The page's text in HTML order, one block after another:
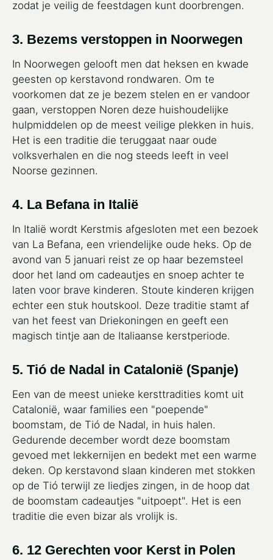
zodat je veilig de feestdagen kunt doorbrengen.
3. Bezems verstoppen in Noorwegen
In Noorwegen gelooft men dat heksen en kwade
geesten op kerstavond rondwaren. Om te
voorkomen dat ze je bezem stelen en er vandoor
gaan, verstoppen Noren deze huishoudelijke
hulpmiddelen op de meest veilige plekken in huis.
Het is een traditie die teruggaat naar oude
volksverhalen en die nog steeds leeft in veel
Noorse gezinnen.
4. La Befana in Italië
In Italië wordt Kerstmis afgesloten met een bezoek
van La Befana, een vriendelijke oude heks. Op de
avond van 5 januari reist ze op haar bezemsteel
door het land om cadeautjes en snoep achter te
laten voor brave kinderen. Stoute kinderen krijgen
echter een stuk houtskool. Deze traditie stamt af
van het feest van Driekoningen en geeft een
magisch tintje aan de Italiaanse kerstperiode.
5. Tió de Nadal in Catalonië (Spanje)
Een van de meest unieke kersttradities komt uit
Catalonië, waar families een "poepende"
boomstam, de Tió de Nadal, in huis halen.
Gedurende december wordt deze boomstam
gevoed met lekkernijen en bedekt met een warme
deken. Op kerstavond slaan kinderen met stokken
op de Tió terwijl ze liedjes zingen, in de hoop dat
de boomstam cadeautjes "uitpoept". Het is een
traditie die even bizar als vrolijk is.
6. 12 Gerechten voor Kerst in Polen